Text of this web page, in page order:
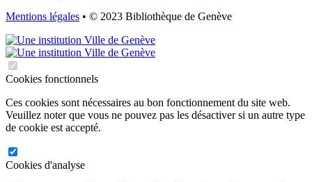
Mentions légales • © 2023 Bibliothèque de Genève
Cookies fonctionnels
Ces cookies sont nécessaires au bon fonctionnement du site web.
Veuillez noter que vous ne pouvez pas les désactiver si un autre type
de cookie est accepté.
Cookies d'analyse